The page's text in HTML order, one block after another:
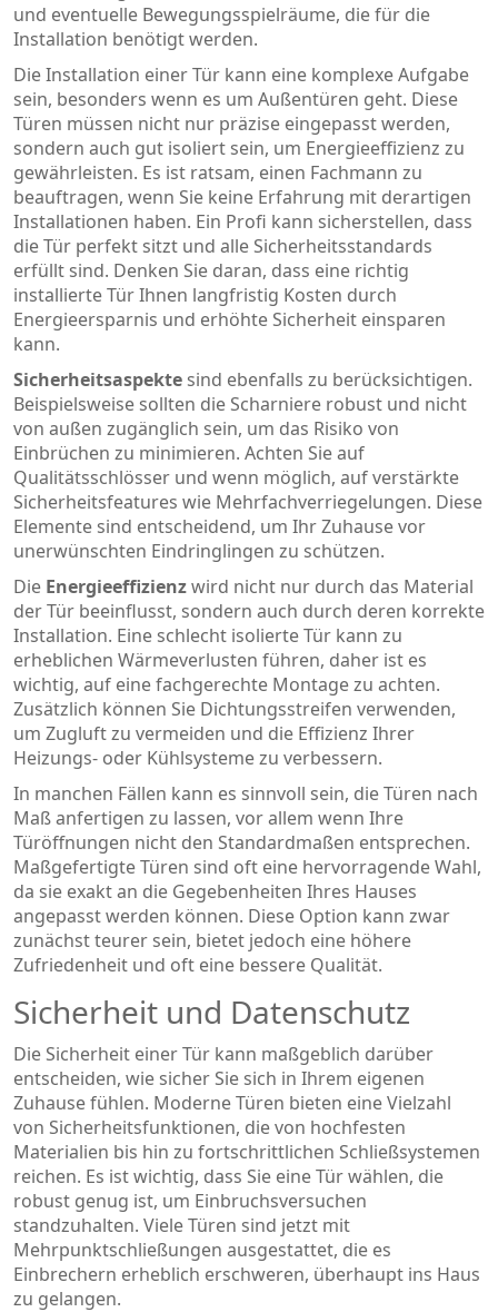
und eventuelle Bewegungsspielräume, die für die
Installation benötigt werden.
Die Installation einer Tür kann eine komplexe Aufgabe
sein, besonders wenn es um Außentüren geht. Diese
Türen müssen nicht nur präzise eingepasst werden,
sondern auch gut isoliert sein, um Energieeffizienz zu
gewährleisten. Es ist ratsam, einen Fachmann zu
beauftragen, wenn Sie keine Erfahrung mit derartigen
Installationen haben. Ein Profi kann sicherstellen, dass
die Tür perfekt sitzt und alle Sicherheitsstandards
erfüllt sind. Denken Sie daran, dass eine richtig
installierte Tür Ihnen langfristig Kosten durch
Energieersparnis und erhöhte Sicherheit einsparen
kann.
Sicherheitsaspekte sind ebenfalls zu berücksichtigen.
Beispielsweise sollten die Scharniere robust und nicht
von außen zugänglich sein, um das Risiko von
Einbrüchen zu minimieren. Achten Sie auf
Qualitätsschlösser und wenn möglich, auf verstärkte
Sicherheitsfeatures wie Mehrfachverriegelungen. Diese
Elemente sind entscheidend, um Ihr Zuhause vor
unerwünschten Eindringlingen zu schützen.
Die Energieeffizienzwird nicht nur durch das Material
der Tür beeinflusst, sondern auch durch deren korrekte
Installation. Eine schlecht isolierte Tür kann zu
erheblichen Wärmeverlusten führen, daher ist es
wichtig, auf eine fachgerechte Montage zu achten.
Zusätzlich können Sie Dichtungsstreifen verwenden,
um Zugluft zu vermeiden und die Effizienz Ihrer
Heizungs- oder Kühlsysteme zu verbessern.
In manchen Fällen kann es sinnvoll sein, die Türen nach
Maß anfertigen zu lassen, vor allem wenn Ihre
Türöffnungen nicht den Standardmaßen entsprechen.
Maßgefertigte Türen sind oft eine hervorragende Wahl,
da sie exakt an die Gegebenheiten Ihres Hauses
angepasst werden können. Diese Option kann zwar
zunächst teurer sein, bietet jedoch eine höhere
Zufriedenheit und oft eine bessere Qualität.
Sicherheit und Datenschutz
Die Sicherheit einer Tür kann maßgeblich darüber
entscheiden, wie sicher Sie sich in Ihrem eigenen
Zuhause fühlen. Moderne Türen bieten eine Vielzahl
von Sicherheitsfunktionen, die von hochfesten
Materialien bis hin zu fortschrittlichen Schließsystemen
reichen. Es ist wichtig, dass Sie eine Tür wählen, die
robust genug ist, um Einbruchsversuchen
standzuhalten. Viele Türen sind jetzt mit
Mehrpunktschließungen ausgestattet, die es
Einbrechern erheblich erschweren, überhaupt ins Haus
zu gelangen.